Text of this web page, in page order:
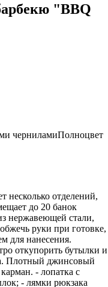
"BBQ
черниламиПолноцвет
несколько отделений,
до 20 банок
нержавеющей стали,
руки при готовке,
для нанесения.
откупорить бутылки и
Плотный джинсовый
- лопатка с
- лямки рюкзака